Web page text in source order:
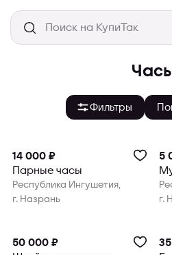
Фильтры
14 000 ₽
Парные часы
Республика Ингушетия,
г. Назрань
5
г.
50 000 ₽